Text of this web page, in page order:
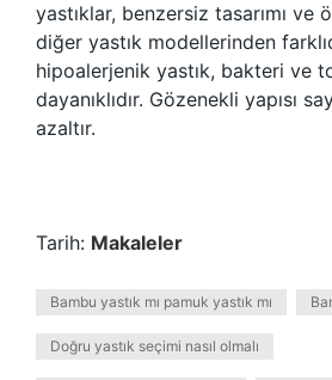
yastıklar, benzersiz tasarımı ve
diğer yastık modellerinden
hipoalerjenik yastık, bakteri ve
dayanıklıdır. Gözenekli yapısı
azaltır.
Tarih: Makaleler
Bambu yastık mı pamuk yastık mı
Doğru yastık seçimi nasıl olmalı